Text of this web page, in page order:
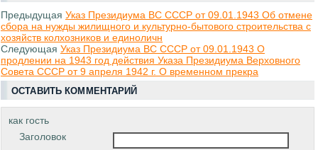
Предыдущая Указ Президиума ВС СССР от 09.01.1943 Об отмене
сбора на нужды жилищного и культурно-бытового строительства с
хозяйств колхозников и единоличн
Следующая Указ Президиума ВС СССР от 09.01.1943 О
продлении на 1943 год действия Указа Президиума Верховного
Совета СССР от 9 апреля 1942 г. О временном прекра
ОСТАВИТЬ КОММЕНТАРИЙ
как гость
Заголовок